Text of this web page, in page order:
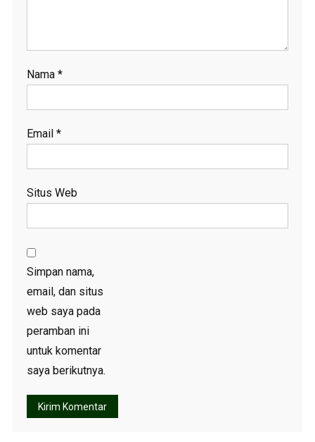
Nama *
Email *
Situs Web
Simpan nama,
email, dan situs
web saya pada
peramban ini
untuk komentar
saya berikutnya.